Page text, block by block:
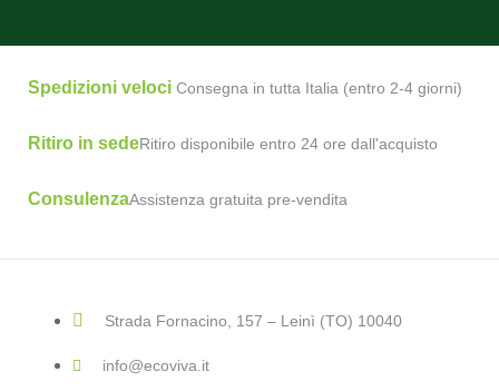
Spedizioni veloci Consegna in tutta Italia (entro 2-4 giorni)
Ritiro in sedeRitiro disponibile entro 24 ore dall'acquisto
ConsulenzaAssistenza gratuita pre-vendita
Strada Fornacino, 157 – Leinì (TO) 10040
info@ecoviva.it